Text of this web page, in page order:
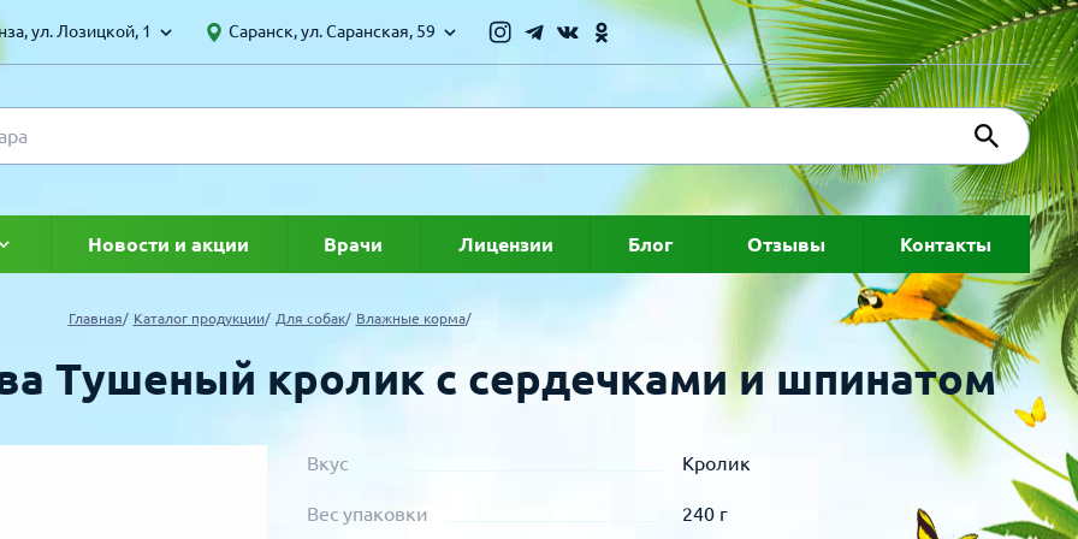
ул. Лозицкой, 1 Саранск, ул. Саранская, 59
Новости и акции Врачи Лицензии Блог Отзывы Контакты
Главная Каталог продукции Для собак Влажные корма
Тушеный кролик с сердечками и шпинатом
Вкус Кролик
Вес упаковки 240 г